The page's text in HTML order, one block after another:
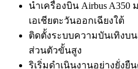
นำเครื่องบิน Airbus
เอเชียตะวันออกเฉียงใต้
ติดตั้งระบบความบันเทิงบ
ส่วนตัวขั้นสูง
ริเริ่มดำเนินงานอย่างยั่งยื